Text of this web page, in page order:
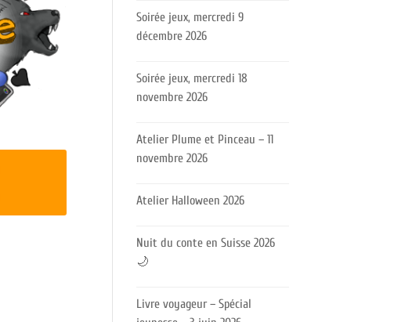
Soirée jeux, mercredi 9
décembre 2026
Soirée jeux, mercredi 18
novembre 2026
Atelier Plume et Pinceau – 11
novembre 2026
Atelier Halloween 2026
Nuit du conte en Suisse 2026
🌙
Livre voyageur – Spécial